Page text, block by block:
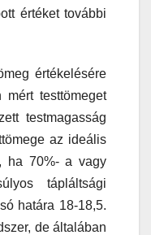
értéket további
értékelésére
mért testtömeget
testmagasság
az ideális
ha 70%- a vagy
tápláltsági
határa 18-18,5.
de általában